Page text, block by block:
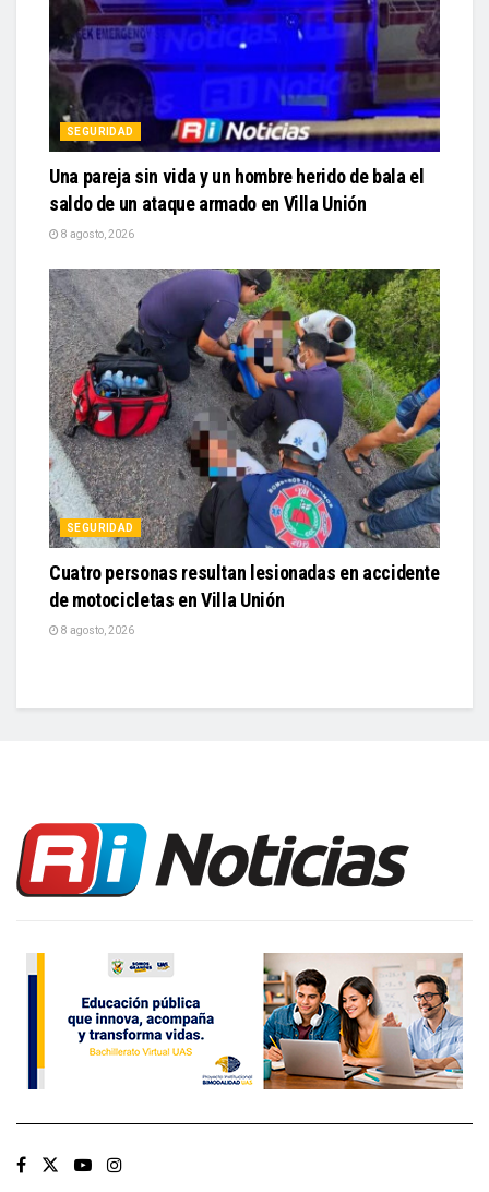
SEGURIDAD
Una pareja sin vida y un hombre herido de bala el
saldo de un ataque armado en Villa Unión
8 agosto, 2026
SEGURIDAD
Cuatro personas resultan lesionadas en accidente
de motocicletas en Villa Unión
8 agosto, 2026